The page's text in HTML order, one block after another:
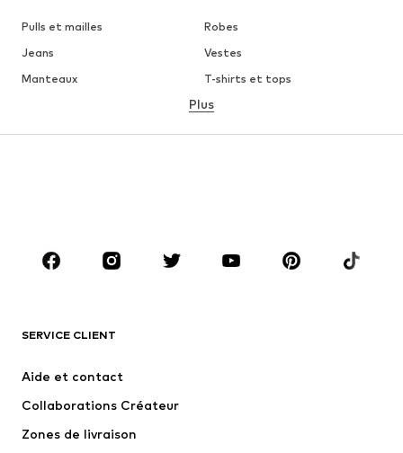
Pulls et mailles
Robes
Jeans
Vestes
Manteaux
T-shirts et tops
Lingerie
Accessoires
Premium
Nouveautés
Lingerie
Plus
SERVICE CLIENT
Aide et contact
Collaborations Créateur
Zones de livraison